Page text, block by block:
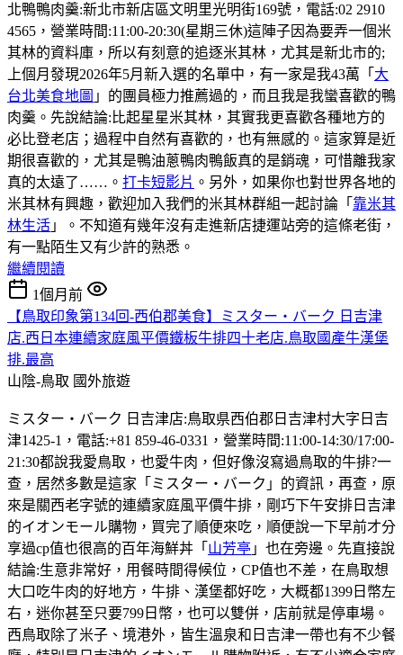
北鴨鴨肉羹:新北市新店區文明里光明街169號，電話:02 2910
4565，營業時間:11:00-20:30(星期三休)這陣子因為要弄一個米
其林的資料庫，所以有刻意的追逐米其林，尤其是新北市的;
上個月發現2026年5月新入選的名單中，有一家是我43萬「 大
台北美食地圖 」的團員極力推薦過的，而且我是我蠻喜歡的鴨
肉羹。先說結論:比起星星米其林，其實我更喜歡各種地方的
必比登老店；過程中自然有喜歡的，也有無感的。這家算是近
期很喜歡的，尤其是鴨油蔥鴨肉鴨飯真的是銷魂，可惜離我家
真的太遠了……。 打卡短影片 。另外，如果你也對世界各地的
米其林有興趣，歡迎加入我們的米其林群組一起討論「 靠米其
林生活 」。不知道有幾年沒有走進新店捷運站旁的這條老街，
有一點陌生又有少許的熟悉。
繼續閱讀
1個月前
【鳥取印象第134回-西伯郡美食】ミスター・バーク 日吉津
店.西日本連續家庭風平價鐵板牛排四十老店.鳥取國產牛漢堡
排.最高
山陰-鳥取 國外旅遊
ミスター・バーク 日吉津店:鳥取県西伯郡日吉津村大字日吉
津1425-1，電話:+81 859-46-0331，營業時間:11:00-14:30/17:00-
21:30都說我愛鳥取，也愛牛肉，但好像沒寫過鳥取的牛排?一
查，居然多數是這家「ミスター・バーク」的資訊，再查，原
來是關西老字號的連續家庭風平價牛排，剛巧下午安排日吉津
的イオンモール購物，買完了順便來吃，順便說一下早前才分
享過cp值也很高的百年海鮮丼「 山芳亭 」也在旁邊。先直接說
結論:生意非常好，用餐時間得候位，CP值也不差，在鳥取想
大口吃牛肉的好地方，牛排、漢堡都好吃，大概都1399日幣左
右，迷你甚至只要799日幣，也可以雙併，店前就是停車場。
西鳥取除了米子、境港外，皆生溫泉和日吉津一帶也有不少餐